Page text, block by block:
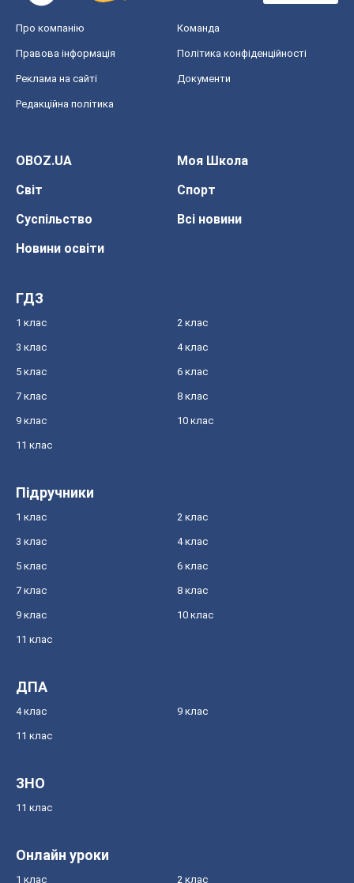
Про компанію Команда
Правова інформація Політика конфіденційності
Реклама на сайті Документи
Редакційна політика
OBOZ.UA
Моя Школа
Світ
Спорт
Суспільство
Всі новини
Новини освіти
ГДЗ
1 клас 2 клас
3 клас 4 клас
5 клас 6 клас
7 клас 8 клас
9 клас 10 клас
11 клас
Підручники
1 клас 2 клас
3 клас 4 клас
5 клас 6 клас
7 клас 8 клас
9 клас 10 клас
11 клас
ДПА
4 клас 9 клас
11 клас
ЗНО
11 клас
Онлайн уроки
1 клас 2 клас